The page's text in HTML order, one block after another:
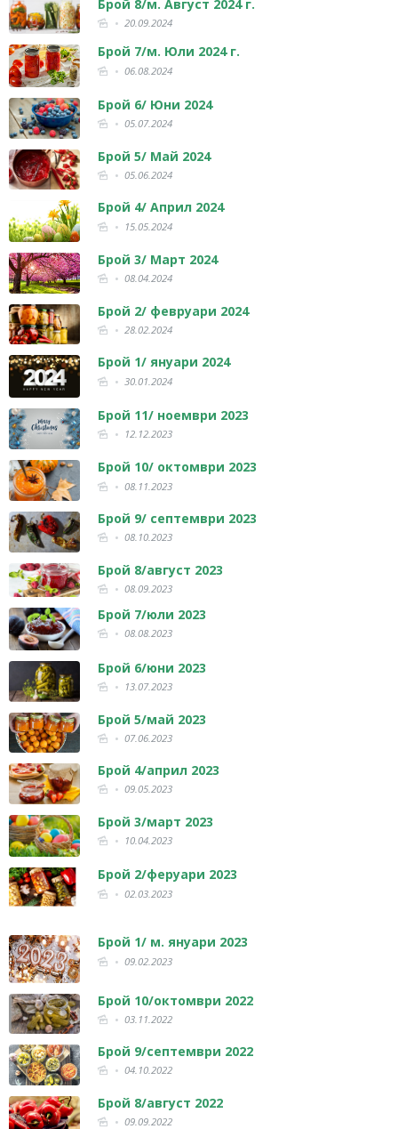
Брой 8/м. Август 2024 г.
20.09.2024
Брой 7/м. Юли 2024 г.
06.08.2024
Брой 6/ Юни 2024
05.07.2024
Брой 5/ Май 2024
05.06.2024
Брой 4/ Април 2024
15.05.2024
Брой 3/ Март 2024
08.04.2024
Брой 2/ февруари 2024
28.02.2024
Брой 1/ януари 2024
30.01.2024
Брой 11/ ноември 2023
12.12.2023
Брой 10/ октомври 2023
08.11.2023
Брой 9/ септември 2023
08.10.2023
Брой 8/август 2023
08.09.2023
Брой 7/юли 2023
08.08.2023
Брой 6/юни 2023
13.07.2023
Брой 5/май 2023
07.06.2023
Брой 4/април 2023
09.05.2023
Брой 3/март 2023
10.04.2023
Брой 2/феруари 2023
02.03.2023
Брой 1/ м. януари 2023
09.02.2023
Брой 10/октомври 2022
03.11.2022
Брой 9/септември 2022
04.10.2022
Брой 8/август 2022
09.09.2022